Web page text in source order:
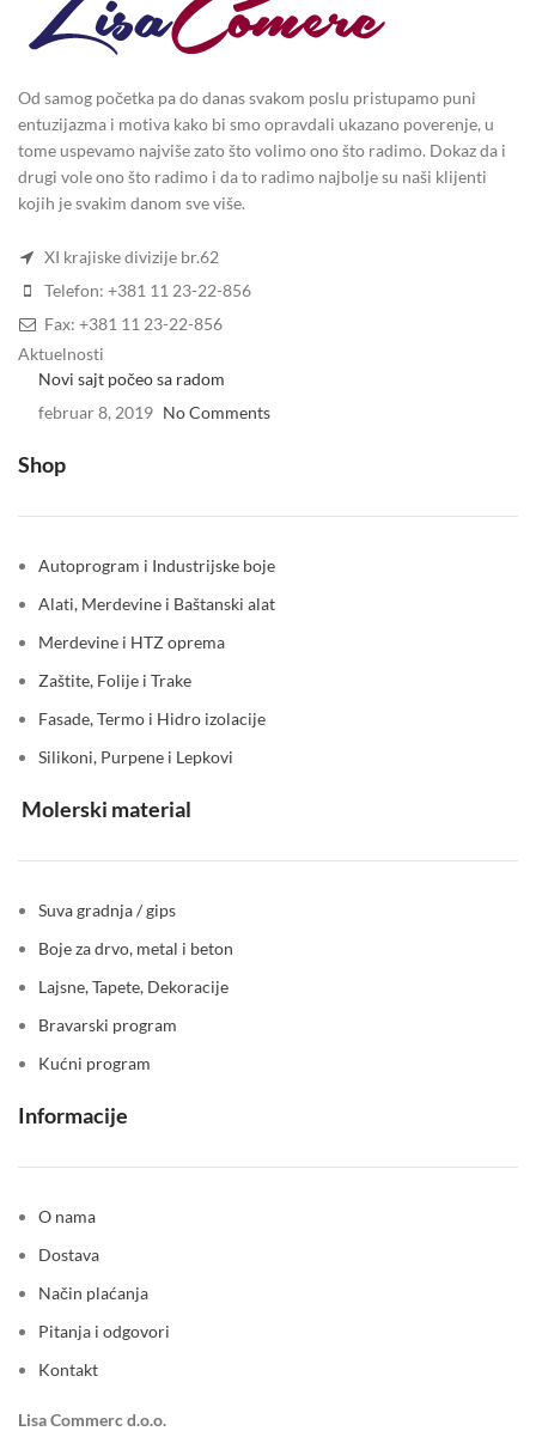
Od samog početka pa do danas svakom poslu pristupamo puni
entuzijazma i motiva kako bi smo opravdali ukazano poverenje, u
tome uspevamo najviše zato što volimo ono što radimo. Dokaz da i
drugi vole ono što radimo i da to radimo najbolje su naši klijenti
kojih je svakim danom sve više.
XI krajiske divizije br.62
Telefon: +381 11 23-22-856
Fax: +381 11 23-22-856
Aktuelnosti
Novi sajt počeo sa radom
februar 8, 2019 No Comments
Shop
Autoprogram i Industrijske boje
Alati, Merdevine i Baštanski alat
Merdevine i HTZ oprema
Zaštite, Folije i Trake
Fasade, Termo i Hidro izolacije
Silikoni, Purpene i Lepkovi
Molerski material
Suva gradnja / gips
Boje za drvo, metal i beton
Lajsne, Tapete, Dekoracije
Bravarski program
Kućni program
Informacije
O nama
Dostava
Način plaćanja
Pitanja i odgovori
Kontakt
Lisa Commerc d.o.o.